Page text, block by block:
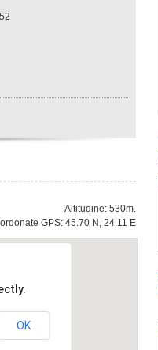
Altitudine: 530m.
GPS: 45.70 N, 24.11 E
OK